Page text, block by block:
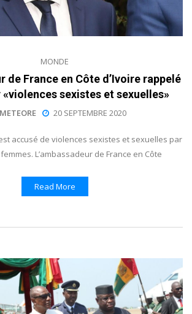
MONDE
de France en Côte d’Ivoire rappelé
«violences sexistes et sexuelles»
20 SEPTEMBRE 2020
accusé de violences sexistes et sexuelles par
L’ambassadeur de France en Côte
Read More